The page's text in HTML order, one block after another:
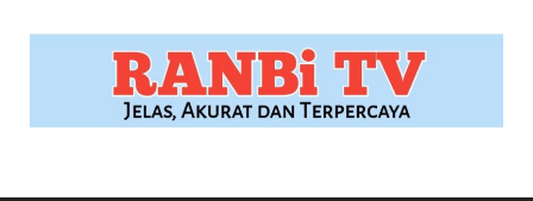
RANBITV.COM